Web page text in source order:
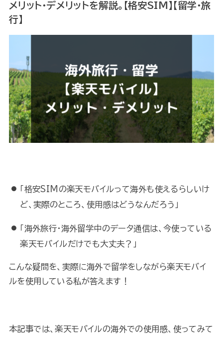
メリット・デメリットを解説。【格安SIM】【留学・旅
行】
「格安SIMの楽天モバイルって海外も使えるらしいけ
ど、実際のところ、使用感はどうなんだろう」
「海外旅行・海外留学中のデータ通信は、今使っている
楽天モバイルだけでも大丈夫？」
こんな疑問を、実際に海外で留学をしながら楽天モバイ
ルを使用している私が答えます！
本記事では、楽天モバイルの海外での使用感、使ってみて